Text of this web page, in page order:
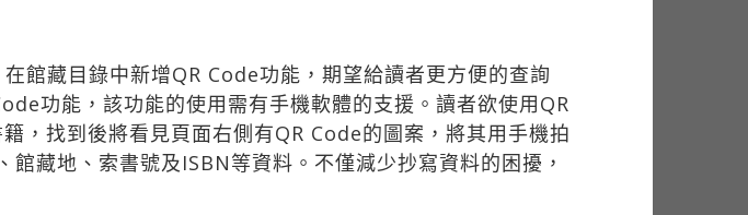
館藏目錄中新增QR Code功能，期望給讀者更方便的查詢
功能，該功能的使用需有手機軟體的支援。讀者欲使用QR
，找到後將看見頁面右側有QR Code的圖案，將其用手機拍
藏地、索書號及ISBN等資料。不僅減少抄寫資料的困擾，